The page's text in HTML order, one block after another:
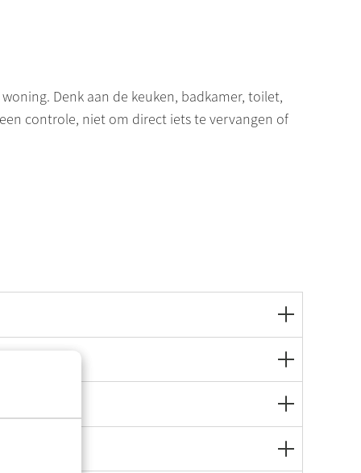
Denk aan de keuken, badkamer, toilet,
controle, niet om direct iets te vervangen of